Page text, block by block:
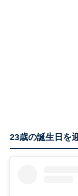
23歳の誕生日を